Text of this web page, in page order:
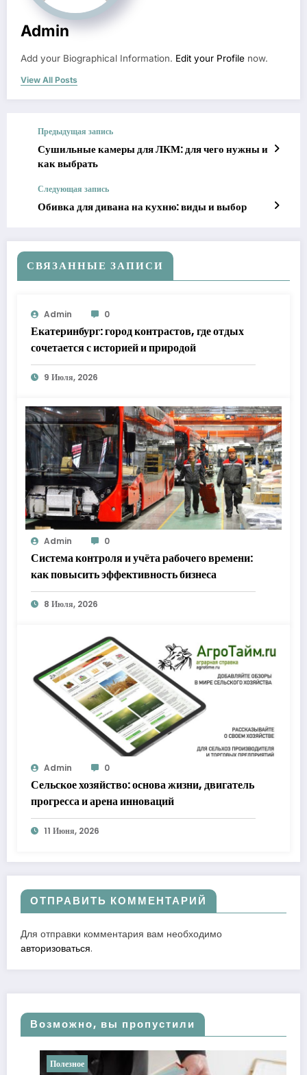
Admin
Add your Biographical Information. Edit your Profile now.
View All Posts
Предыдущая запись
Сушильные камеры для ЛКМ: для чего нужны и
как выбрать
Следующая запись
Обивка для дивана на кухню: виды и выбор
СВЯЗАННЫЕ ЗАПИСИ
Admin 0
Екатеринбург: город контрастов, где отдых
сочетается с историей и природой
9 Июля, 2026
Admin 0
Система контроля и учёта рабочего времени:
как повысить эффективность бизнеса
8 Июля, 2026
Admin 0
Сельское хозяйство: основа жизни, двигатель
прогресса и арена инноваций
11 Июня, 2026
ОТПРАВИТЬ КОММЕНТАРИЙ
Для отправки комментария вам необходимо
авторизоваться.
Возможно, вы пропустили
Полезное